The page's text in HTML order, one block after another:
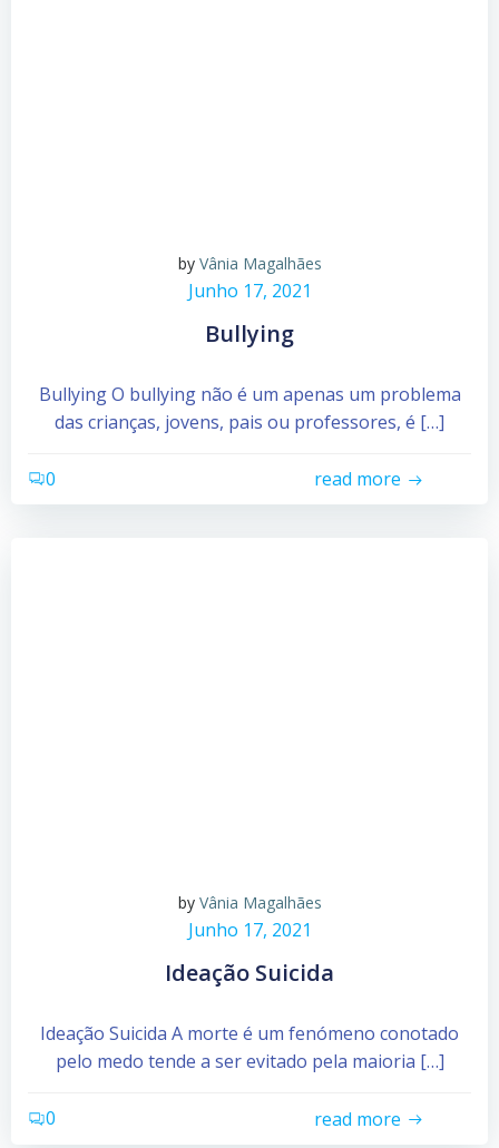
by Vânia Magalhães
Junho 17, 2021
Bullying
Bullying O bullying não é um apenas um problema
das crianças, jovens, pais ou professores, é […]
0 read more
by Vânia Magalhães
Junho 17, 2021
Ideação Suicida
Ideação Suicida A morte é um fenómeno conotado
pelo medo tende a ser evitado pela maioria […]
0 read more